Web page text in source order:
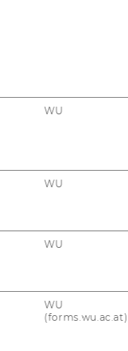
MSc (WU)
Places per
WU
WU
WU
WU
(forms.wu.ac.at)